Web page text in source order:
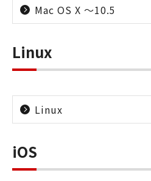
Mac OS X ～10.5
Linux
Linux
iOS